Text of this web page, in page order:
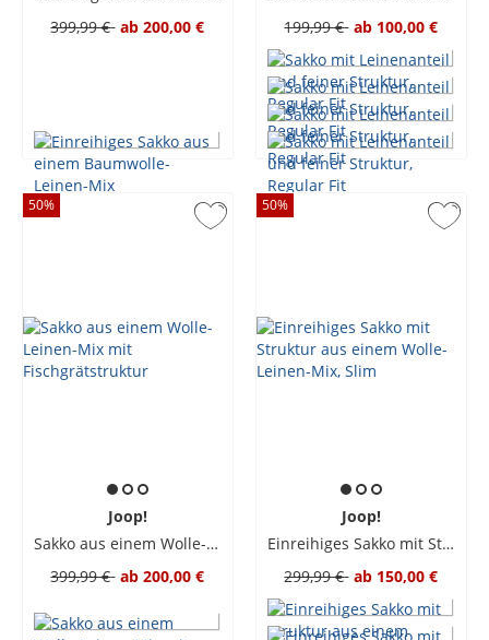
399,99 € ab 200,00 €
199,99 € ab 100,00 €
50%
Joop!
Sakko aus einem Wolle-Leinen-Mix mit Fischgrätstruktur
399,99 € ab 200,00 €
50%
Joop!
Einreihiges Sakko mit Struktur aus einem Wolle-Leinen-Mix, Slim
299,99 € ab 150,00 €